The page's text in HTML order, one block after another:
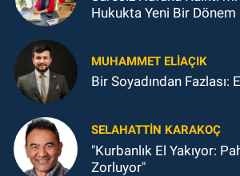
Hukukta Yeni Bir Dönem
MUHAMMET ELİAÇIK
Bir Soyadından Fazlası:
SELAHATTIN KARAKOÇ
"Kurbanlık El Yakıyor:
Zorluyor"